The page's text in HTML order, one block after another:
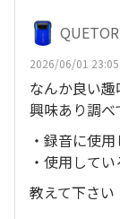
QUETOR
2026/06/01 23:05
なんか良い
興味あり調
・録音に使
・使用して
教えて下さい